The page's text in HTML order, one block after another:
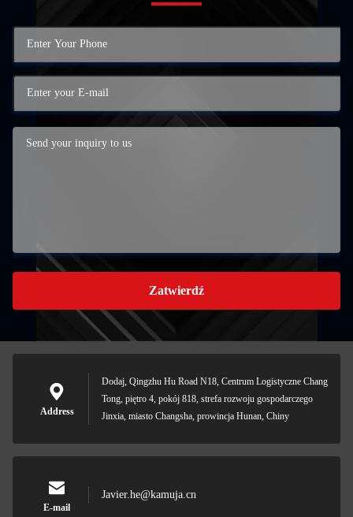
Zatwierdź
Address
Dodaj, Qingzhu Hu Road N18, Centrum Logistyczne Chang
Tong, piętro 4, pokój 818, strefa rozwoju gospodarczego
Jinxia, miasto Changsha, prowincja Hunan, Chiny
E-mail
Javier.he@kamuja.cn